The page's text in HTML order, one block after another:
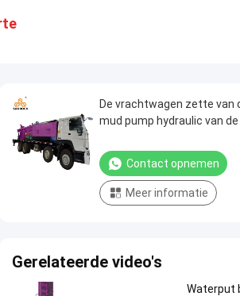
De vrachtwagen zette van
mud pump hydraulic van
Contact opnemen
Meer informatie
Gerelateerde video's
Waterput